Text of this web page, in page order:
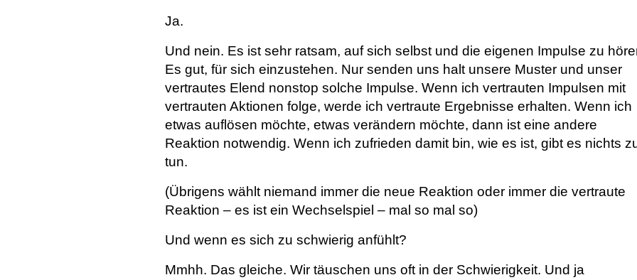
Ja.
Und nein. Es ist sehr ratsam, auf sich selbst und die eigenen Impulse zu
Es gut, für sich einzustehen. Nur senden uns halt unsere Muster und unser
vertrautes Elend nonstop solche Impulse. Wenn ich vertrauten Impulsen mit
vertrauten Aktionen folge, werde ich vertraute Ergebnisse erhalten. Wenn ich
etwas auflösen möchte, etwas verändern möchte, dann ist eine andere
Reaktion notwendig. Wenn ich zufrieden damit bin, wie es ist, gibt es nichts
tun.
(Übrigens wählt niemand immer die neue Reaktion oder immer die vertraute
Reaktion – es ist ein Wechselspiel – mal so mal so)
Und wenn es sich zu schwierig anfühlt?
Mmhh. Das gleiche. Wir täuschen uns oft in der Schwierigkeit. Und ja